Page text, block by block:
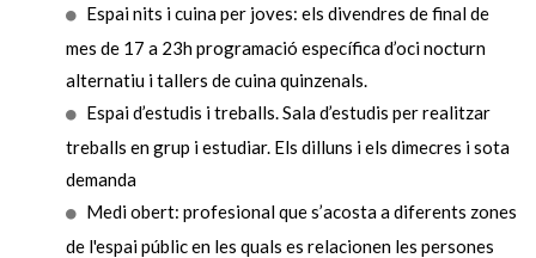
Espai nits i cuina per joves: els divendres de final de
mes de 17 a 23h programació específica d’oci nocturn
alternatiu i tallers de cuina quinzenals.
Espai d’estudis i treballs. Sala d’estudis per realitzar
treballs en grup i estudiar. Els dilluns i els dimecres i sota
demanda
Medi obert: profesional que s’acosta a diferents zones
de l'espai públic en les quals es relacionen les persones